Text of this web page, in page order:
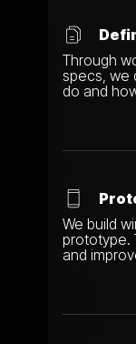
Through
specs, we
do and
We build
prototype.
and